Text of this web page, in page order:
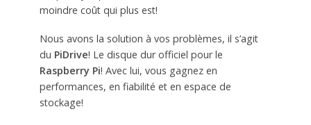
moindre coût qui plus est!
Nous avons la solution à vos problèmes, il s’agit
du PiDrive! Le disque dur officiel pour le
Raspberry Pi! Avec lui, vous gagnez en
performances, en fiabilité et en espace de
stockage!